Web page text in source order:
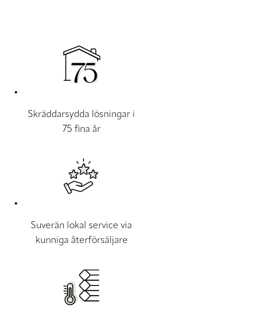
Skräddarsydda lösningar i
75 fina år
Suverän lokal service via
kunniga återförsäljare